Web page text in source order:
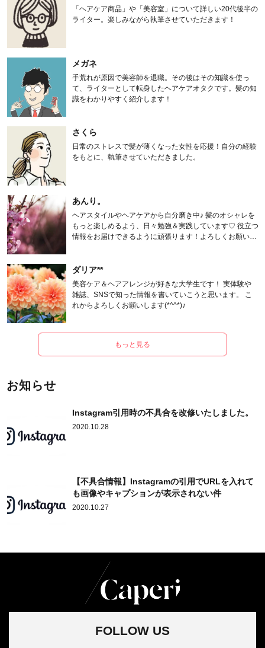
「ヘアケア商品」や「美容室」について詳しい20代後半の
ライター。楽しみながら執筆させていただきます！
メガネ
手荒れが原因で美容師を退職。その後はその知識を使っ
て、ライターとして転身したヘアケアオタクです。髪の知
識をわかりやすく紹介します！
さくら
日常のストレスで髪が薄くなった女性を応援！自分の経験
をもとに、執筆させていただきました。
あんり。
ヘアスタイルやヘアケアから自分磨き中♪ 髪のオシャレを
もっと楽しめるよう、日々勉強＆実践しています♡ 役立つ
情報をお届けできるように頑張ります！よろしくお願いし
ダリア**
美容ケア＆ヘアアレンジが好きな大学生です！ 実体験や
雑誌、SNSで知った情報を書いていこうと思います。 こ
れからよろしくお願いします(*^^*)♪
もっと見る
お知らせ
Instagram引用時の不具合を改修いたしました。
2020.10.28
【不具合情報】Instagramの引用でURLを入れて
も画像やキャプションが表示されない件
2020.10.27
FOLLOW US